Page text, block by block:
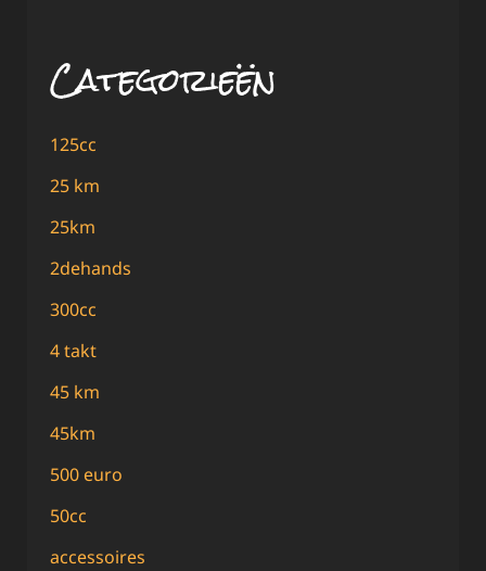
Categorieën
125cc
25 km
25km
2dehands
300cc
4 takt
45 km
45km
500 euro
50cc
accessoires